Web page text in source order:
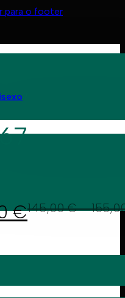
para o footer
145,00€–
€